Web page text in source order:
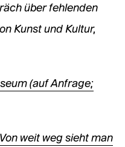
über fehlenden
Kunst und Kultur,
(auf Anfrage;
weit weg sieht man